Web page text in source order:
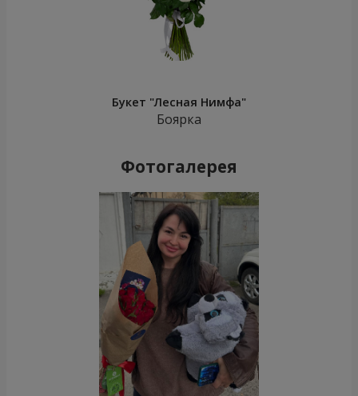
Букет "Лесная Нимфа"
Боярка
Фотогалерея